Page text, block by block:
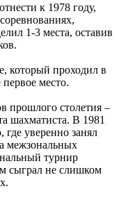
к 1978 году,
1-3 места, оставив
который проходил в
место.
прошлого столетия –
шахматиста. В 1981
уверенно занял
межзональных
турнир
сыграл не слишком